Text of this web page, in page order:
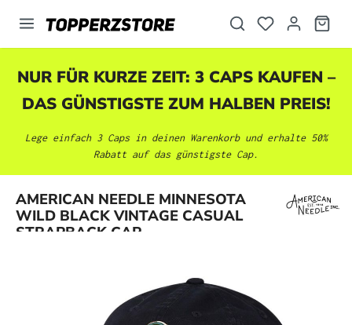
springen
NUR FÜR KURZE ZEIT: 3 CAPS KAUFEN –
DAS GÜNSTIGSTE ZUM HALBEN PREIS!
Lege einfach 3 Caps in deinen Warenkorb und erhalte 50%
Rabatt auf das günstigste Cap.
AMERICAN NEEDLE MINNESOTA
WILD BLACK VINTAGE CASUAL
STRAPBACK CAP
Bildergalerie überspringen